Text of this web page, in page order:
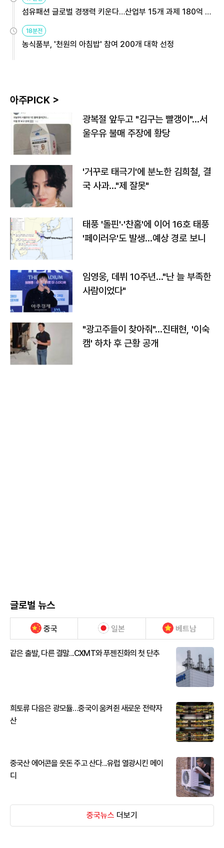
섬유패션 글로벌 경쟁력 키운다…산업부 15개 과제 180억 지
원
18분전
농식품부, '천원의 아침밥' 참여 200개 대학 선정
아주PICK >
광복절 앞두고 "김구는 빨갱이"…서
울우유 불매 주장에 황당
'거꾸로 태극기'에 분노한 김희철, 결
국 사과…"제 잘못"
태풍 '돌핀'·'찬홈'에 이어 16호 태풍
'페이러우'도 발생…예상 경로 보니
임영웅, 데뷔 10주년…"난 늘 부족한
사람이었다"
"광고주들이 찾아줘"…진태현, '이숙
캠' 하차 후 근황 공개
글로벌 뉴스
중국 일본 베트남
같은 출발, 다른 결말...CXMT와 푸젠진화의 첫 단추
희토류 다음은 광모듈…중국이 움켜쥔 새로운 전략자
산
중국산 에어콘을 웃돈 주고 산다...유럽 열광시킨 메이
디
중국뉴스 더보기